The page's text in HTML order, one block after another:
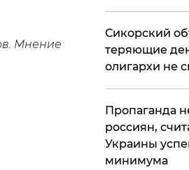
Мнение
Сикорский
теряющие
олигархи не
​Пропаганда
россиян,
Украины
минимума